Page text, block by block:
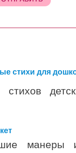
стихи для
стихов
манеры